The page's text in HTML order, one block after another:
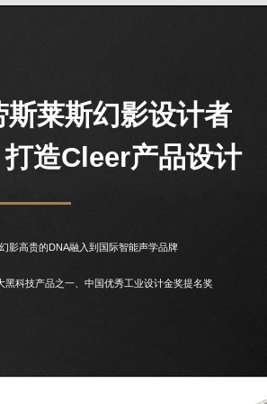
莱斯幻影设计者
造Cleer产品设计
影高贵的DNA融入到国际智能声学品牌
科技产品之一、中国优秀工业设计金奖提名奖